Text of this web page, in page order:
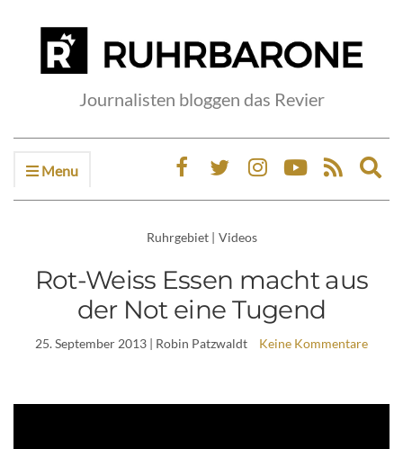
Journalisten bloggen das Revier
Menu
Ruhrgebiet | Videos
Rot-Weiss Essen macht aus
der Not eine Tugend
25. September 2013 | Robin Patzwaldt Keine Kommentare